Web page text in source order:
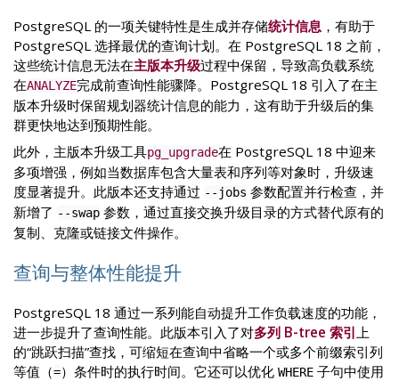
PostgreSQL 的一项关键特性是生成并存储统计信息 ，有助于
PostgreSQL 选择最优的查询计划。在 PostgreSQL 18 之前，
这些统计信息无法在主版本升级过程中保留，导致高负载系统
在ANALYZE完成前查询性能骤降。PostgreSQL 18 引入了在主
版本升级时保留规划器统计信息的能力，这有助于升级后的集
群更快地达到预期性能。
此外，主版本升级工具pg_upgrade在 PostgreSQL 18 中迎来
多项增强，例如当数据库包含大量表和序列等对象时，升级速
度显著提升。此版本还支持通过 --jobs 参数配置并行检查，并
新增了 --swap 参数，通过直接交换升级目录的方式替代原有的
复制、克隆或链接文件操作。
查询与整体性能提升
PostgreSQL 18 通过一系列能自动提升工作负载速度的功能，
进一步提升了查询性能。此版本引入了对多列 B-tree 索引 上
的“跳跃扫描”查找，可缩短在查询中省略一个或多个前缀索引列
等值（=）条件时的执行时间。它还可以优化 WHERE 子句中使用